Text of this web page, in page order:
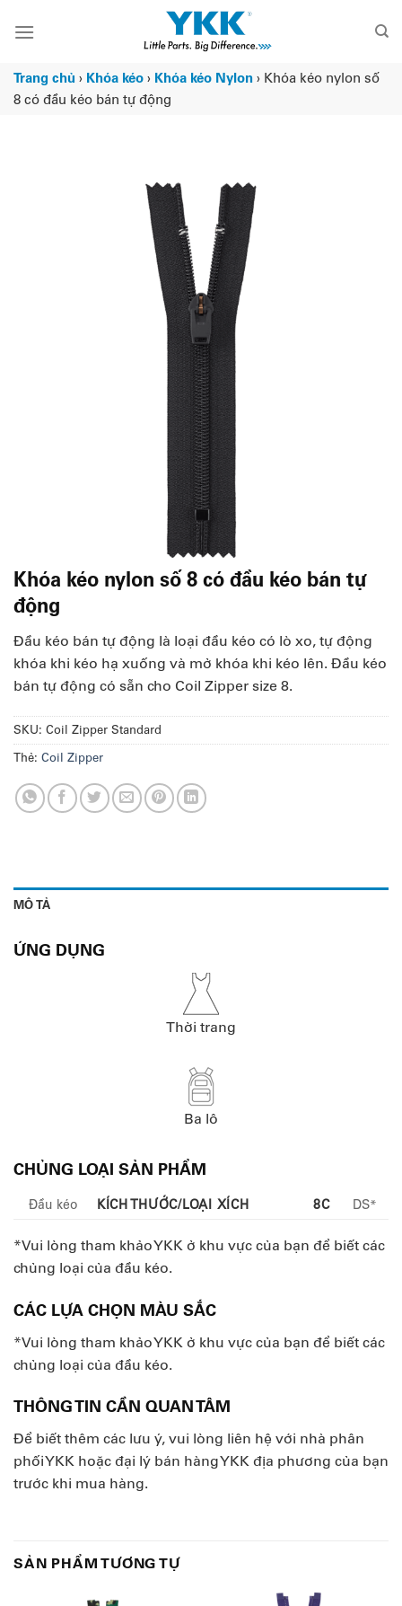
đến
dung
Trang chủ › Khóa kéo› Khóa kéo Nylon› Khóa kéo nylon số
8 có đầu kéo bán tự động
Khóa kéo nylon số 8 có đầu kéo bán tự
động
Đầu kéo bán tự động là loại đầu kéo có lò xo, tự động
khóa khi kéo hạ xuống và mở khóa khi kéo lên. Đầu kéo
bán tự động có sẵn cho Coil Zipper size 8.
SKU: Coil Zipper Standard
Thẻ: Coil Zipper
MÔ TẢ
ỨNG DỤNG
Thời trang
Ba lô
CHỦNG LOẠI SẢN PHẨM
Đầu kéo KÍCH THƯỚC/LOẠI XÍCH 8C DS*
*Vui lòng tham khảo YKK ở khu vực của bạn để biết các
chủng loại của đầu kéo.
CÁC LỰA CHỌN MÀU SẮC
*Vui lòng tham khảo YKK ở khu vực của bạn để biết các
chủng loại của đầu kéo.
THÔNG TIN CẦN QUAN TÂM
Để biết thêm các lưu ý, vui lòng liên hệ với nhà phân
phối YKK hoặc đại lý bán hàng YKK địa phương của bạn
trước khi mua hàng.
SẢN PHẨM TƯƠNG TỰ